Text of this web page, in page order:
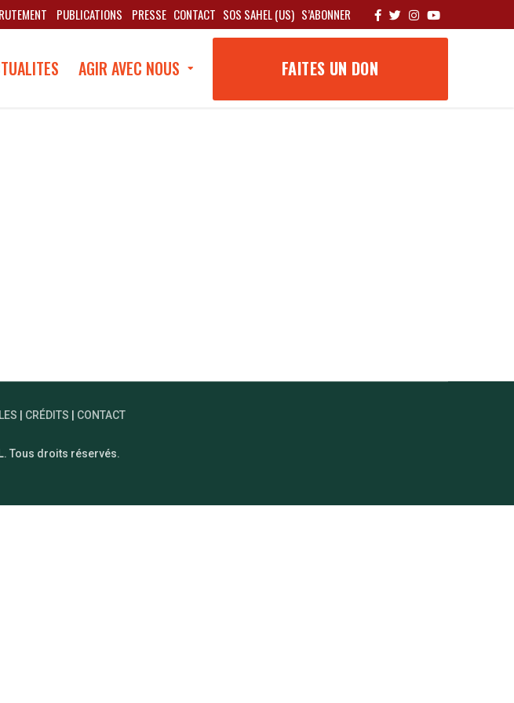
PUBLICATIONS PRESSE CONTACT SOS SAHEL (US) S’ABONNER
AGIR AVEC NOUS FAITES UN DON
CRÉDITS CONTACT
. Tous droits réservés.